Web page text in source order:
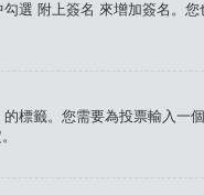
勾選 附上簽名 來增加簽名。
標籤。您需要為投票輸入一